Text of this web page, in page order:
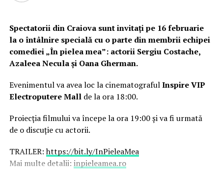
Spectatorii din Craiova sunt invitați pe 16 februarie
la o întâlnire specială cu o parte din membrii echipei
comediei „În pielea mea”: actorii Sergiu Costache,
Azaleea Necula și Oana Gherman.
Evenimentul va avea loc la cinematografulInspire VIP
Electroputere Mall de la ora 18:00.
Proiecția filmului va începe la ora 19:00 și va fi urmată
de o discuție cu actorii.
TRAILER:https://bit.ly/InPieleaMea
Mai multe detalii: inpieleamea.ro